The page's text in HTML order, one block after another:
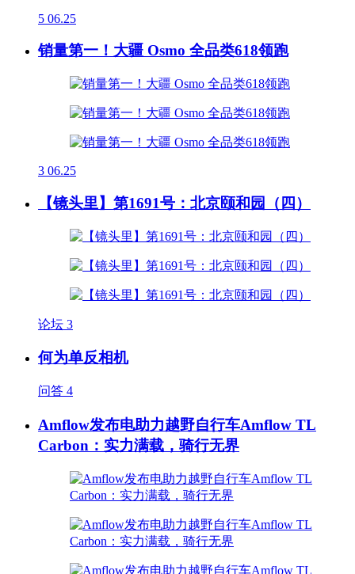
5 06.25
销量第一！大疆 Osmo 全品类618领跑
3 06.25
【镜头里】第1691号：北京颐和园（四）
论坛 3
何为单反相机
问答 4
Amflow发布电助力越野自行车Amflow TL
Carbon：实力满载，骑行无界